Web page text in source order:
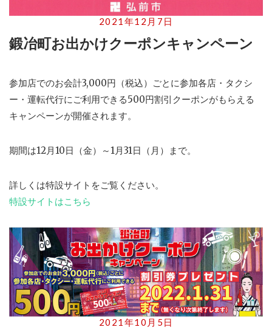
2021年12月7日
鍛冶町お出かけクーポンキャンペーン
参加店でのお会計3,000円（税込）ごとに参加各店・タクシ
ー・運転代行にご利用できる500円割引クーポンがもらえる
キャンペーンが開催されます。
期間は12月10日（金）～1月31日（月）まで。
詳しくは特設サイトをご覧ください。
特設サイトはこちら
2021年10月5日